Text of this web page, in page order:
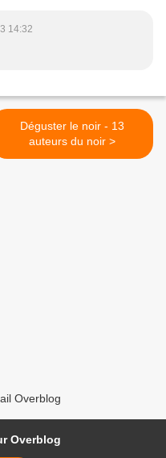
14:32
Déguster le noir - 13
auteurs du noir >
Overblog
Overblog